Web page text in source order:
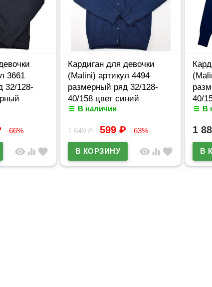
3661
32/128-
-66%
visibility equalizer favorite
Кардиган для девочки
(Malini) артикул 4494
размерный ряд 32/128-
40/158 цвет синий
В наличии
1 649₽ 599 ₽ -63%
visibility equalizer favorite
40/
В
1